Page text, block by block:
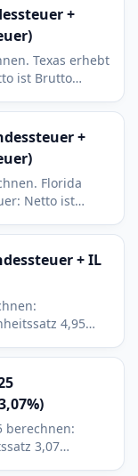
+
Texas erhebt
ist Brutto
+
Florida
Netto ist
+ IL
4,95
berechnen:
3,07